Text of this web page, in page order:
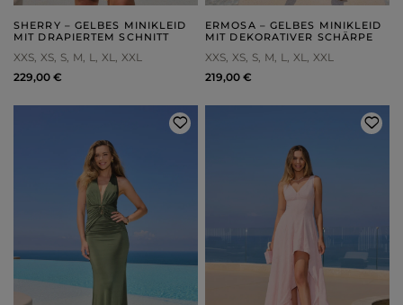
SHERRY – GELBES MINIKLEID
MIT DRAPIERTEM SCHNITT
XXS XS S M L XL
XXL
229,00 €
ERMOSA – GELBES MINIKLEID
MIT DEKORATIVER SCHÄRPE
XXS XS S M L XL
XXL
219,00 €